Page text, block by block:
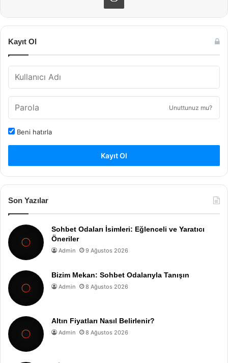
Kayıt Ol
Unuttunuz mu?
Beni hatırla
Kayıt Ol
Son Yazılar
Sohbet Odaları İsimleri: Eğlenceli ve Yaratıcı
Öneriler
Admin 9 Ağustos 2026
Bizim Mekan: Sohbet Odalarıyla Tanışın
Admin 8 Ağustos 2026
Altın Fiyatları Nasıl Belirlenir?
Admin 8 Ağustos 2026